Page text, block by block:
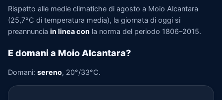
Rispetto alle medie climatiche di agosto a Moio Alcantara
(25,7°C di temperatura media), la giornata di oggi si
preannuncia in linea con la norma del periodo 1806–2015.
E domani a Moio Alcantara?
Domani: sereno, 20°/33°C.